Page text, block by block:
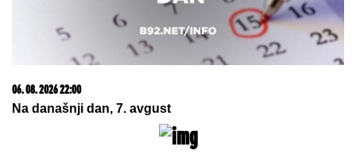
06. 08. 2026 22:00
Na današnji dan, 7. avgust